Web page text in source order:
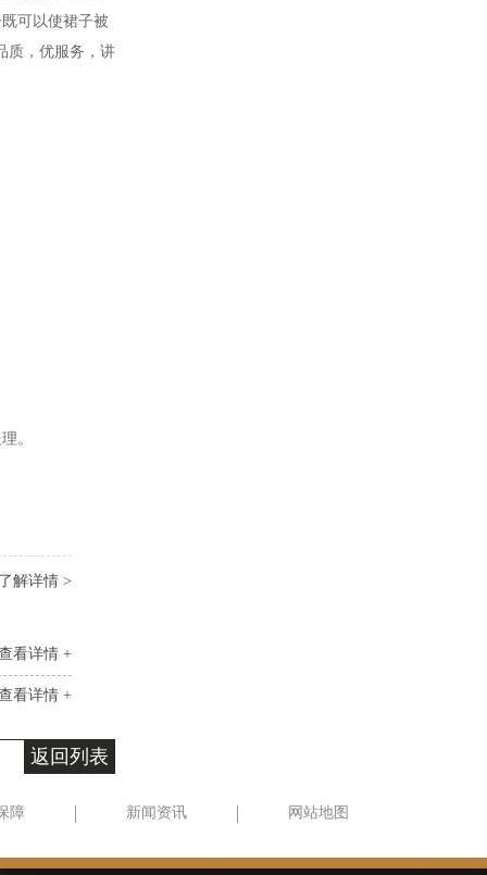
可以使裙子被
质，优服务，讲
。
了解详情 >
看详情 +
看详情 +
返回列表
障 新闻资讯 网站地图